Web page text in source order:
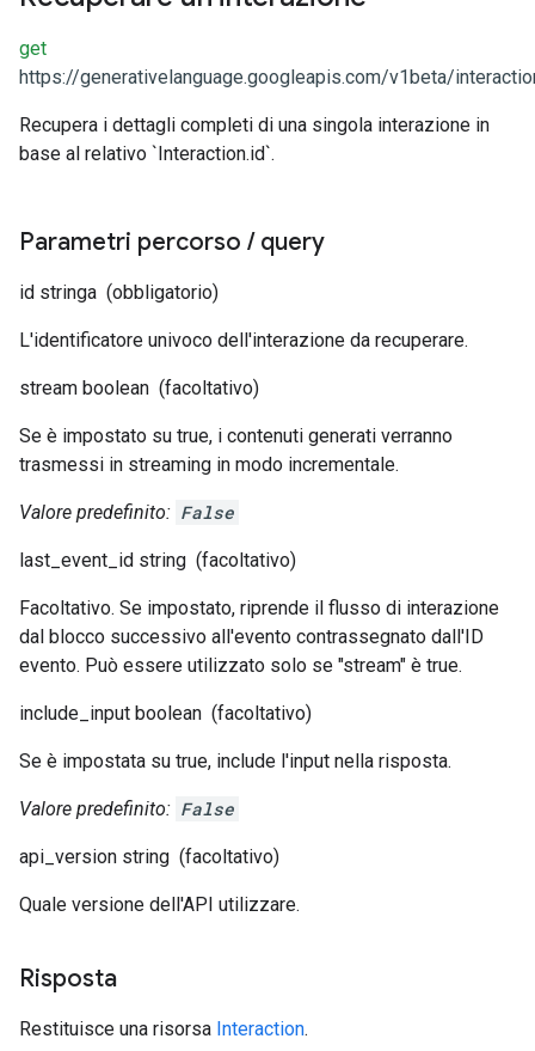
get
https://generativelanguage.googleapis.com/v1beta/
Recupera i dettagli completi di una singola interazione in
base al relativo `Interaction.id`.
Parametri percorso /query
id stringa (obbligatorio)
L'identificatore univoco dell'interazione da recuperare.
stream boolean (facoltativo)
Se è impostato su true, i contenuti generati verranno
trasmessi in streaming in modo incrementale.
Valore predefinito: False
last_event_id string (facoltativo)
Facoltativo. Se impostato, riprende il flusso di interazione
dal blocco successivo all'evento contrassegnato dall'ID
evento. Può essere utilizzato solo se "stream" è true.
include_input boolean (facoltativo)
Se è impostata su true, include l'input nella risposta.
Valore predefinito: False
api_version string (facoltativo)
Quale versione dell'API utilizzare.
Risposta
Restituisce una risorsa Interaction.